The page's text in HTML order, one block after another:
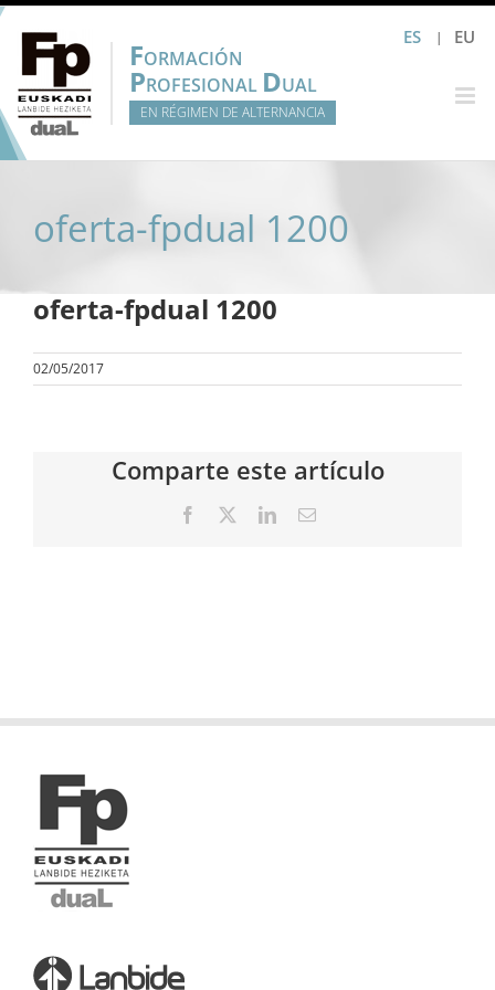
Saltar
contenido
ES EU
FORMACIÓN
PROFESIONAL DUAL
EN RÉGIMEN DE ALTERNANCIA
oferta-fpdual 1200
oferta-fpdual 1200
02/05/2017
Comparte este artículo
Facebook LinkedInCorreo